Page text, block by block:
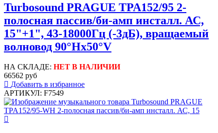
Turbosound PRAGUE TPA152/95 2-
полосная пассив/би-амп инсталл. АС,
15"+1", 43-18000Гц (-3дБ), вращаемый
волновод 90°Hx50°V
НА СКЛАДЕ: НЕТ В НАЛИЧИИ
66562 руб
Добавить в избранное
АРТИКУЛ: F7549